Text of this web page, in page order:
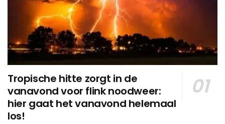
Tropische hitte zorgt in de
vanavond voor flink noodweer:
hier gaat het vanavond helemaal
los!